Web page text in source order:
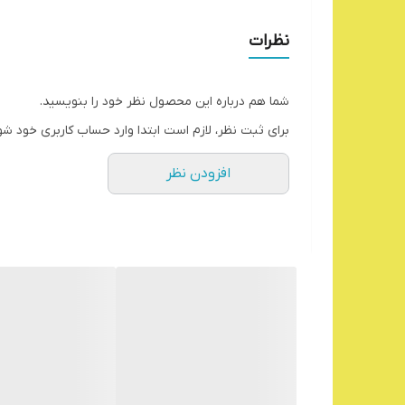
نظرات
شما هم درباره این محصول نظر خود را بنویسید.
برای ثبت نظر، لازم است ابتدا وارد حساب کاربری خود
افزودن نظر